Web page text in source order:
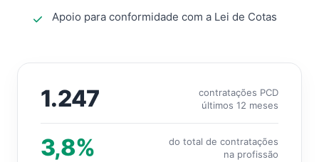
Apoio para conformidade com a Lei de Cotas
1.247
contratações PCD
últimos 12 meses
3,8%
do total de contratações
na profissão